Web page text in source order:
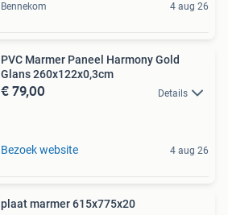
Bennekom 4 aug 26
PVC Marmer Paneel Harmony Gold
Glans 260x122x0,3cm
€ 79,00 Details
Bezoek website 4 aug 26
plaat marmer 615x775x20